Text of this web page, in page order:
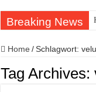
Breaking News
Home / Schlagwort:
Tag Archives: